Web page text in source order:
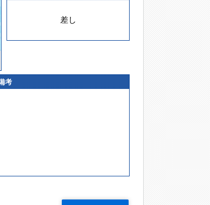
差し
考